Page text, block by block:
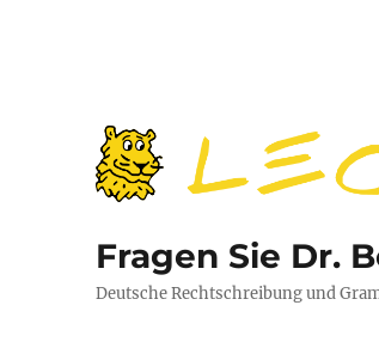
Fragen Sie Dr.
Deutsche Rechtschreibung und